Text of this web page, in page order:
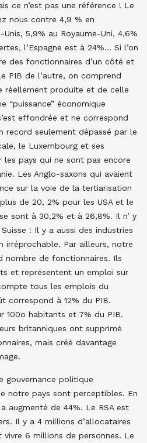
ce n’est pas une référence ! Le
nous contre 4,9 % en
5,9% au Royaume-Uni, 4,6%
l’Espagne est à 24%… Si l’on
des fonctionnaires d’un côté et
PIB de l’autre, on comprend
réellement produite et de celle
“puissance” économique
effondrée et ne correspond
record seulement dépassé par le
le Luxembourg et ses
les pays qui ne sont pas encore
Les Anglo-saxons qui avaient
sur la voie de la tertiarisation
de 20, 2% pour les USA et le
sont à 30,2% et à 26,8%. Il n’ y
! Il y a aussi des industries
irréprochable. Par ailleurs, notre
nombre de fonctionnaires. Ils
et représentent un emploi sur
tous les emplois du
correspond à 12% du PIB.
100o habitants et 7% du PIB.
britanniques ont supprimé
mais créé davantage
gouvernance politique
notre pays sont perceptibles. En
augmenté de 44%. Le RSA est
Il y a 4 millions d’allocataires
6 millions de personnes. Le